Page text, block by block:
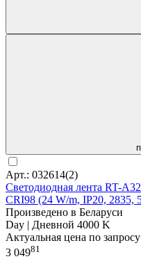
Арт.: 032614(2)
Светодиодная лента RT-
CRI98 (24 W/m, IP20, 2835,
Произведено в Беларуси
Day | Дневной 4000 K
Актуальная цена по запросу
3 04981